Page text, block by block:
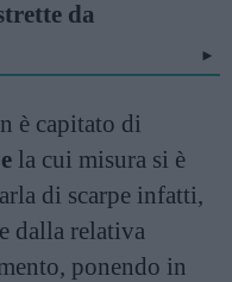
da
è capitato di
la cui misura si è
di scarpe infatti,
dalla relativa
ponendo in